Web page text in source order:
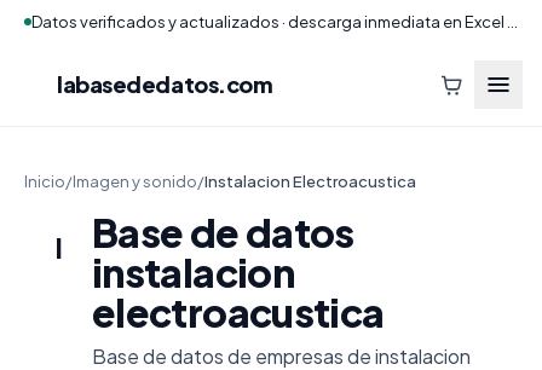
labasededatos.com
Inicio/Imagen y sonido/Instalacion Electroacustica
I
Base de datos
instalacion
electroacustica
Base de datos de empresas de instalacion